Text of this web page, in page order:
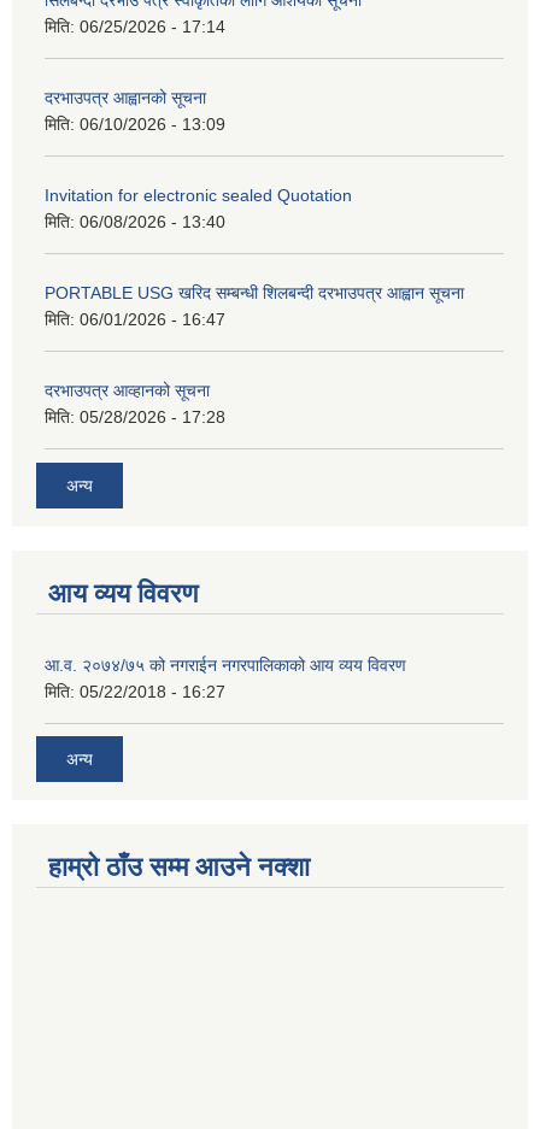
मिति: 06/25/2026 - 17:14
दरभाउपत्र आह्वानको सूचना
मिति: 06/10/2026 - 13:09
Invitation for electronic sealed Quotation
मिति: 06/08/2026 - 13:40
PORTABLE USG खरिद सम्बन्धी शिलबन्दी दरभाउपत्र आह्वान सूचना
मिति: 06/01/2026 - 16:47
दरभाउपत्र आव्हानको सूचना
मिति: 05/28/2026 - 17:28
अन्य
आय व्यय विवरण
आ.व. २०७४/७५ को नगराईन नगरपालिकाको आय व्यय विवरण
मिति: 05/22/2018 - 16:27
अन्य
हाम्रो ठाँउ सम्म आउने नक्शा